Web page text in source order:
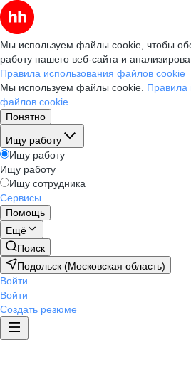
Мы используем файлы cookie, чтобы
работу нашего веб-сайта и
Правила использования файлов cookie
Мы используем файлы cookie. Правила
файлов cookie
Понятно
Ищу работу
Ищу работу
Ищу работу
Ищу сотрудника
Сервисы
Помощь
Ещё
Поиск
Подольск (Московская область)
Войти
Войти
Создать резюме